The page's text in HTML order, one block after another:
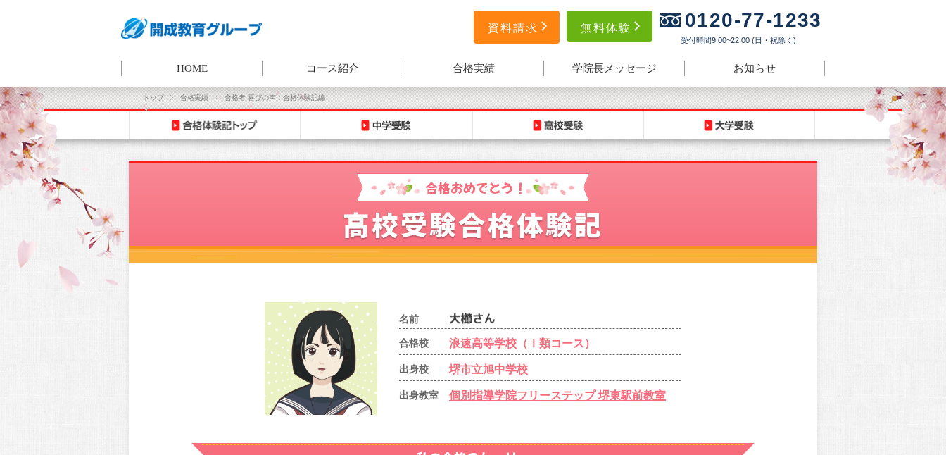
資料請求 無料体験 0120-77-1233
受付時間9:00~22:00 (日・祝除く)
HOME コース紹介 合格実績 学院長メッセージ お知らせ
トップ 合格実績 合格者 喜びの声：合格体験記編
合格おめでとう！
高校受験合格体験記
名前
合格校 浪速高等学校（Ⅰ類コース）
出身校 堺市立旭中学校
出身教室 個別指導学院フリーステップ 堺東駅前教室